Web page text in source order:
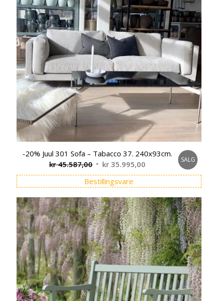
-20% Juul 301 Sofa – Tabacco 37. 240x93cm.
kr45.587,00 Opprinnelig
pris
var:
kr 45.587,00.
kr 35.995,00 Nåværende
pris
er:
kr 35.995,00.
SALG
Bestillingsvare